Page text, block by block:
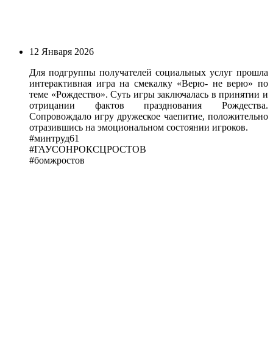
12 Января 2026
Для подгруппы получателей социальных услуг прошла
интерактивная игра на смекалку «Верю- не верю» по
теме «Рождество». Суть игры заключалась в принятии и
отрицании фактов празднования Рождества.
Сопровождало игру дружеское чаепитие, положительно
отразившись на эмоциональном состоянии игроков.
#минтруд61
#ГАУСОНРОКСЦРОСТОВ
#бомжростов